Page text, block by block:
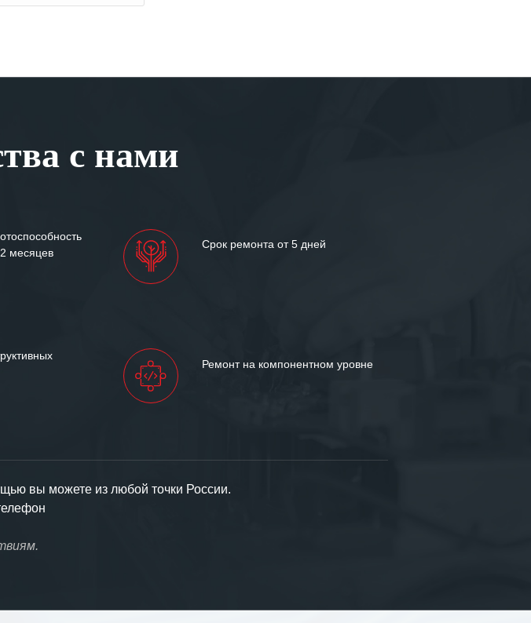
с нами
месяцев
Срок ремонта от 5 дней
Ремонт на компонентном уровне
вы можете из любой точки России.